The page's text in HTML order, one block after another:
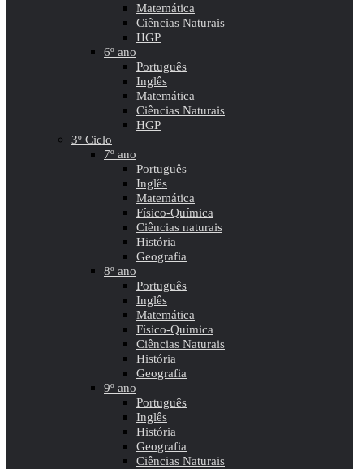
Matemática
Ciências Naturais
HGP
6º ano
Português
Inglês
Matemática
Ciências Naturais
HGP
3º Ciclo
7º ano
Português
Inglês
Matemática
Físico-Química
Ciências naturais
História
Geografia
8º ano
Português
Inglês
Matemática
Físico-Química
Ciências Naturais
História
Geografia
9º ano
Português
Inglês
História
Geografia
Ciências Naturais